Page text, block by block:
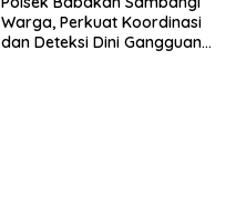
Warga, Perkuat Koordinasi
dan Deteksi Dini Gangguan